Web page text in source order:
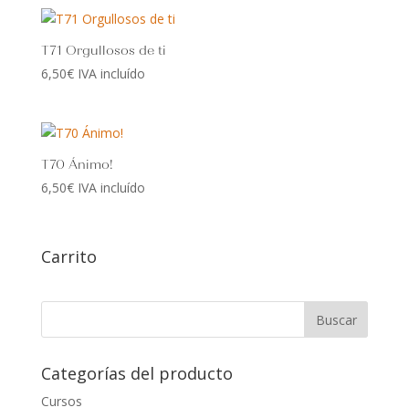
T71 Orgullosos de ti
6,50€ IVA incluído
T70 Ánimo!
6,50€ IVA incluído
Carrito
Categorías del producto
Cursos